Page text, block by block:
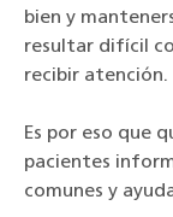
bien y
resultar difícil
recibir atención.
Es por eso que
pacientes
comunes y